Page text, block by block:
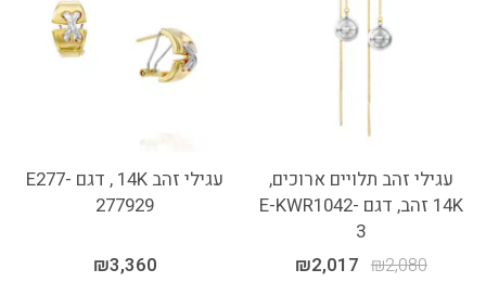
עגילי זהב תלויים ארוכים,
14K זהב, דגם E-KWR1042-
3
₪2,080
₪2,017
עגילי זהב 14K , דגם E277-
277929
₪3,360